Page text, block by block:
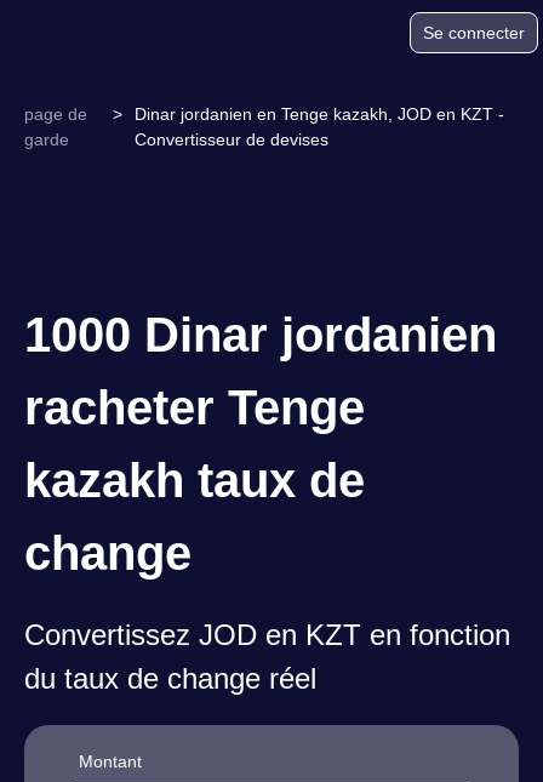
Se connecter
page de
garde
>
Dinar jordanien en Tenge kazakh, JOD en KZT -
Convertisseur de devises
1000 Dinar jordanien
racheter Tenge
kazakh taux de
change
Convertissez JOD en KZT en fonction
du taux de change réel
Montant